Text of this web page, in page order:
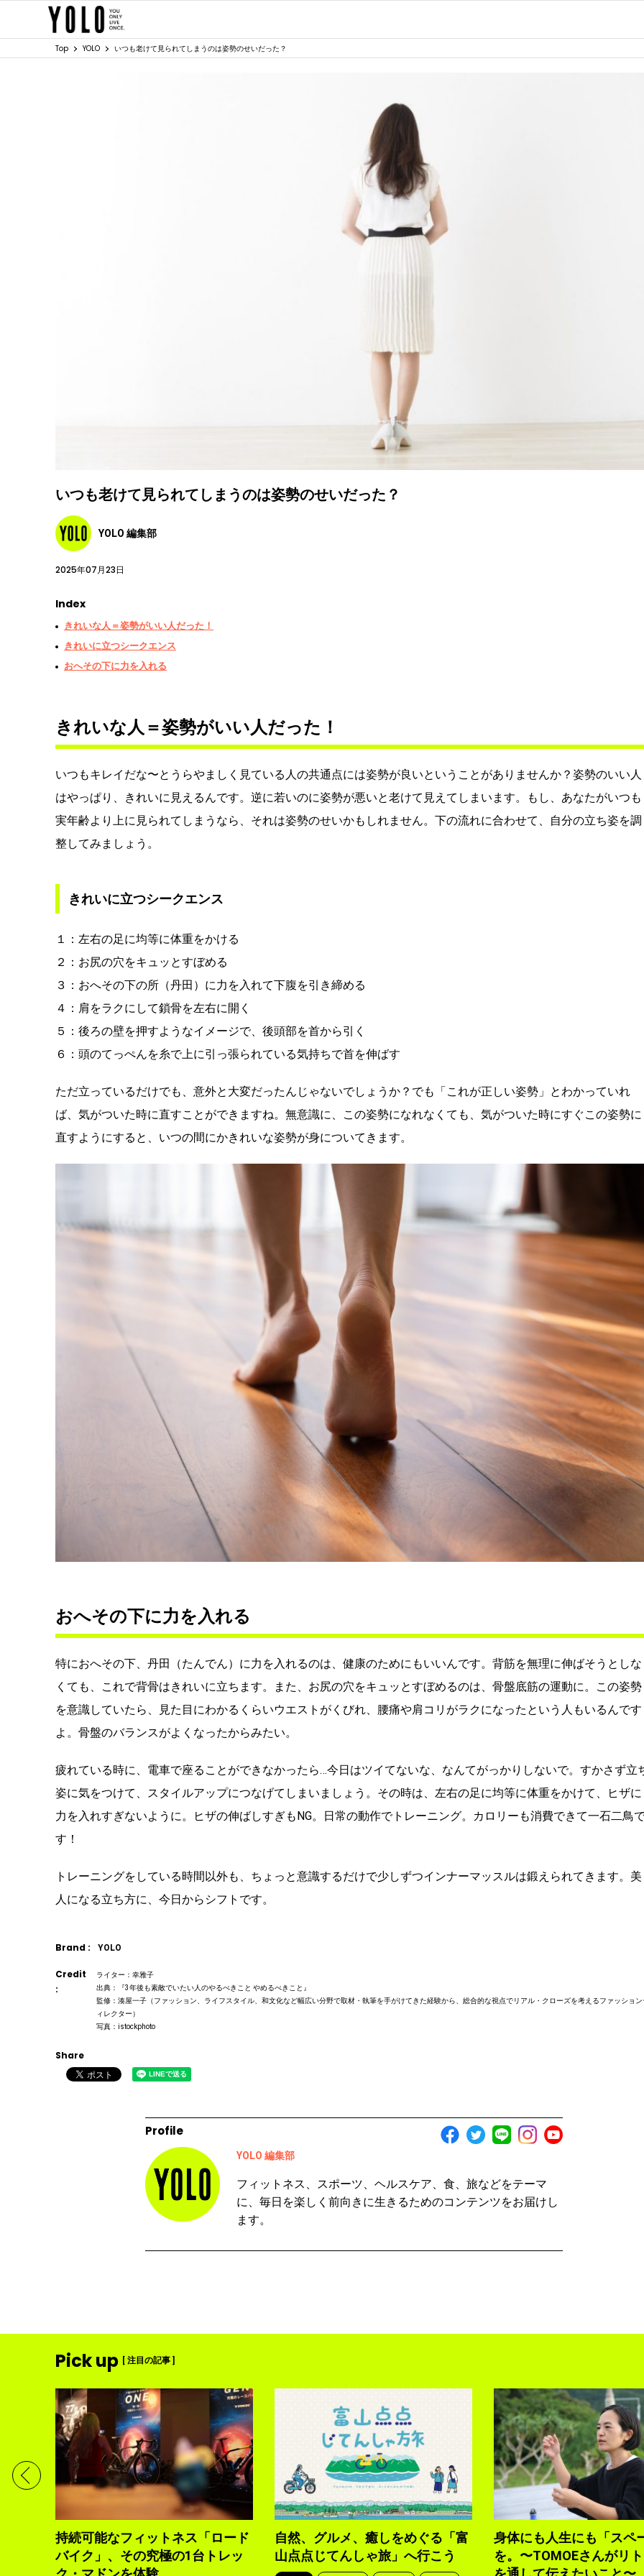
Top YOLO いつも老けて見られてしまうのは姿勢のせいだった？
いつも老けて見られてしまうのは姿勢のせいだった？
YOLO 編集部
2025年07月23日
Index
きれいな人＝姿勢がいい人だった！
きれいに立つシークエンス
おへその下に力を入れる
きれいな人＝姿勢がいい人だった！
いつもキレイだな〜とうらやましく見ている人の共通点には姿勢が良いということがありませんか？姿勢のいい人
はやっぱり、きれいに見えるんです。逆に若いのに姿勢が悪いと老けて見えてしまいます。もし、あなたがいつも
実年齢より上に見られてしまうなら、それは姿勢のせいかもしれません。下の流れに合わせて、自分の立ち姿を調
整してみましょう。
きれいに立つシークエンス
１：左右の足に均等に体重をかける
２：お尻の穴をキュッとすぼめる
３：おへその下の所（丹田）に力を入れて下腹を引き締める
４：肩をラクにして鎖骨を左右に開く
５：後ろの壁を押すようなイメージで、後頭部を首から引く
６：頭のてっぺんを糸で上に引っ張られている気持ちで首を伸ばす
ただ立っているだけでも、意外と大変だったんじゃないでしょうか？でも「これが正しい姿勢」とわかっていれ
ば、気がついた時に直すことができますね。無意識に、この姿勢になれなくても、気がついた時にすぐこの姿勢に
直すようにすると、いつの間にかきれいな姿勢が身についてきます。
おへその下に力を入れる
特におへその下、丹田（たんでん）に力を入れるのは、健康のためにもいいんです。背筋を無理に伸ばそうとしな
くても、これで背骨はきれいに立ちます。また、お尻の穴をキュッとすぼめるのは、骨盤底筋の運動に。この姿勢
を意識していたら、見た目にわかるくらいウエストがくびれ、腰痛や肩コリがラクになったという人もいるんです
よ。骨盤のバランスがよくなったからみたい。
疲れている時に、電車で座ることができなかったら…今日はツイてないな、なんてがっかりしないで。すかさず立
姿に気をつけて、スタイルアップにつなげてしまいましょう。その時は、左右の足に均等に体重をかけて、ヒザに
力を入れすぎないように。ヒザの伸ばしすぎもNG。日常の動作でトレーニング。カロリーも消費できて一石二鳥
す！
トレーニングをしている時間以外も、ちょっと意識するだけで少しずつインナーマッスルは鍛えられてきます。美
人になる立ち方に、今日からシフトです。
Brand : YOLO
Credit
:
ライター：幸雅子
出典：『3年後も素敵でいたい人のやるべきこと やめるべきこと』
監修：湊屋一子（ファッション、ライフスタイル、和文化など幅広い分野で取材・執筆を手がけてきた経験から、総合的な視点でリアル・クローズを考えるファッション
ィレクター）
写真：istockphoto
Share
Profile
YOLO 編集部
フィットネス、スポーツ、ヘルスケア、食、旅などをテーマ
に、毎日を楽しく前向きに生きるためのコンテンツをお届けし
ます。
Pick up [ 注目の記事 ]
現す
持続可能なフィットネス「ロード
バイク」、その究極の1台トレッ
自然、グルメ、癒しをめぐる「富
山点点じてんしゃ旅」へ行こう
身体にも人生にも「スペ
を。〜TOMOEさんがリ